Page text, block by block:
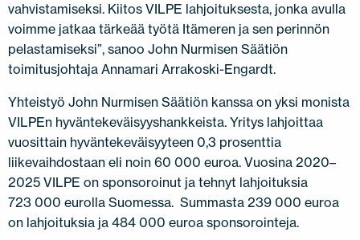
vahvistamiseksi. Kiitos VILPE lahjoituksesta, jonka avulla
voimme jatkaa tärkeää työtä Itämeren ja sen perinnön
pelastamiseksi”, sanoo John Nurmisen Säätiön
toimitusjohtaja Annamari Arrakoski-Engardt.
Yhteistyö John Nurmisen Säätiön kanssa on yksi monista
VILPEn hyväntekeväisyyshankkeista. Yritys lahjoittaa
vuosittain hyväntekeväisyyteen 0,3 prosenttia
liikevaihdostaan eli noin 60 000 euroa. Vuosina 2020–
2025 VILPE on sponsoroinut ja tehnyt lahjoituksia
723 000 eurolla Suomessa. Summasta 239 000 euroa
on lahjoituksia ja 484 000 euroa sponsorointeja.